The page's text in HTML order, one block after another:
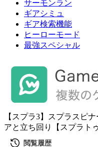
サーモンラン
ギアシミュ
ギア検索機能
ヒーローモード
最強スペシャル
【スプラ3】スプラスピ
アと立ち回り【スプラト